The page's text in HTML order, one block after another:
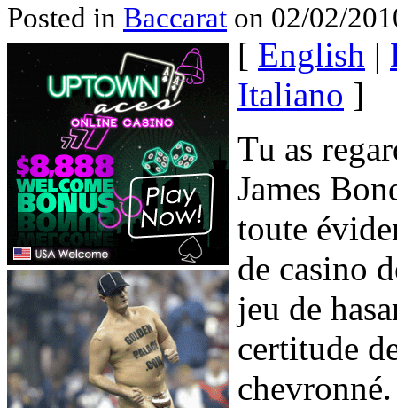
Posted in Baccarat on 02/02/
[ English |
Italiano ]
Tu as
James
toute
de casino
jeu de
certitude
chevronné.